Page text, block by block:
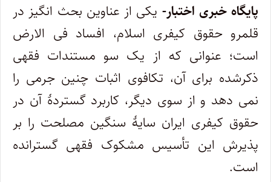
پایگاه خبری اختبار- یکی از عناوین بحث­ انگیز در
قلمرو حقوق کیفری اسلام، افساد فی الارض
است؛ عنوانی که از یک سو مستندات فقهی
ذکرشده برای آن، تکافوی اثبات چنین جرمی را
نمی ­دهد و از سوی دیگر، کاربرد گستردۀ آن در
حقوق کیفری ایران سایۀ سنگین مصلحت را بر
پذیرش این تأسیس مشکوک فقهی گسترانده
است.